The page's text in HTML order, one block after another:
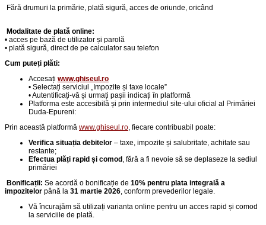
Fără drumuri la primărie, p lată sigură, acces de oriunde, oricând
Modalitate de plată online:
• acces pe bază de utilizator și parolă
• plată sigură, direct de pe calculator sau telefon
Cum puteți plăti:
Accesați www.ghiseul.ro
• Selectați serviciul „Impozite și taxe locale”
• Autentificați-vă și urmați pașii indicați în platformă
Platforma este accesibilă și prin intermediul site-ului oficial al Primăriei
Duda-Epureni:
Prin această platformă www.ghiseul.ro, fiecare contribuabil poate:
Verifica situația debitelor – taxe, impozite și salubritate, achitate sau
restante;
Efectua plăți rapid și comod , fără a fi nevoie să se deplaseze la sediul
primăriei
Bonificații: Se acordă o bonificație de 10% pentru plata integrală a
impozitelor până la 31 martie 2026, conform prevederilor legale.
Vă încurajăm să utilizați varianta online pentru un acces rapid și comod
la serviciile de plată.